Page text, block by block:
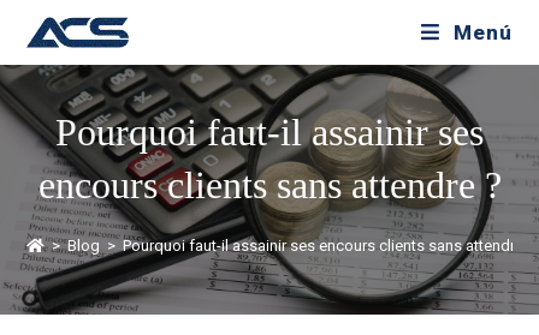
Menú
Pourquoi faut-il assainir ses
encours clients sans attendre ?
> Blog > Pourquoi faut-il assainir ses encours clients sans attendre ?